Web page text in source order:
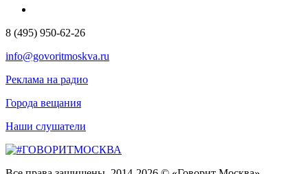
8 (495) 950-62-26
info@govoritmoskva.ru
Реклама на радио
Города вещания
Наши слушатели